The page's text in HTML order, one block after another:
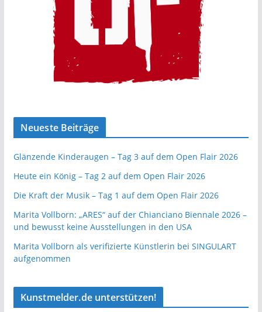
Neueste Beiträge
Glänzende Kinderaugen – Tag 3 auf dem Open Flair 2026
Heute ein König – Tag 2 auf dem Open Flair 2026
Die Kraft der Musik – Tag 1 auf dem Open Flair 2026
Marita Vollborn: „ARES“ auf der Chianciano Biennale 2026 –
und bewusst keine Ausstellungen in den USA
Marita Vollborn als verifizierte Künstlerin bei SINGULART
aufgenommen
Kunstmelder.de unterstützen!